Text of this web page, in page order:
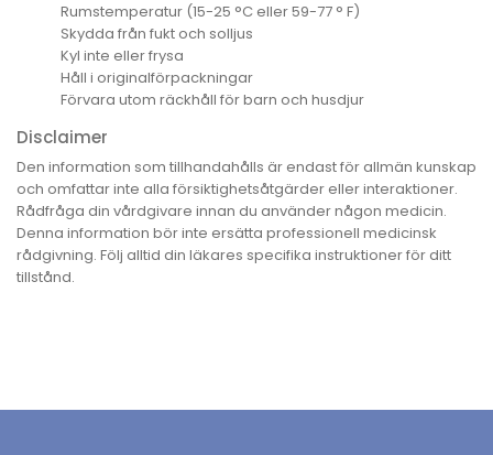
Rumstemperatur (15-25 °C eller 59-77 ° F)
Skydda från fukt och solljus
Kyl inte eller frysa
Håll i originalförpackningar
Förvara utom räckhåll för barn och husdjur
Disclaimer
Den information som tillhandahålls är endast för allmän kunskap
och omfattar inte alla försiktighetsåtgärder eller interaktioner.
Rådfråga din vårdgivare innan du använder någon medicin.
Denna information bör inte ersätta professionell medicinsk
rådgivning. Följ alltid din läkares specifika instruktioner för ditt
tillstånd.